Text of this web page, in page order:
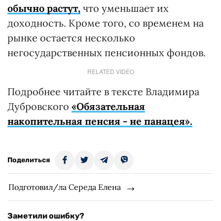
обычно растут, что уменьшает их
доходность. Кроме того, со временем на
рынке остается несколько
негосударственных пенсионных фондов.
RELATED VIDEO
Подробнее читайте в тексте Владимира
Дубровского «Обязательная
накопительная пенсия - не панацея».
Поделиться
Подготовил/ла Середа Елена
Заметили ошибку?